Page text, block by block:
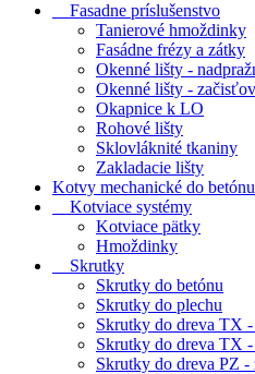
Fasadne príslušenstvo
Tanierové hmoždinky
Fasádne frézy a zátky
Okenné lišty -
Okenné lišty -
Okapnice k LO
Rohové lišty
Sklovláknité tkaniny
Zakladacie lišty
Kotvy mechanické do betónu
Kotviace systémy
Kotviace pätky
Hmoždinky
Skrutky
Skrutky do betónu
Skrutky do plechu
Skrutky do dreva TX -
Skrutky do dreva TX -
Skrutky do dreva PZ -